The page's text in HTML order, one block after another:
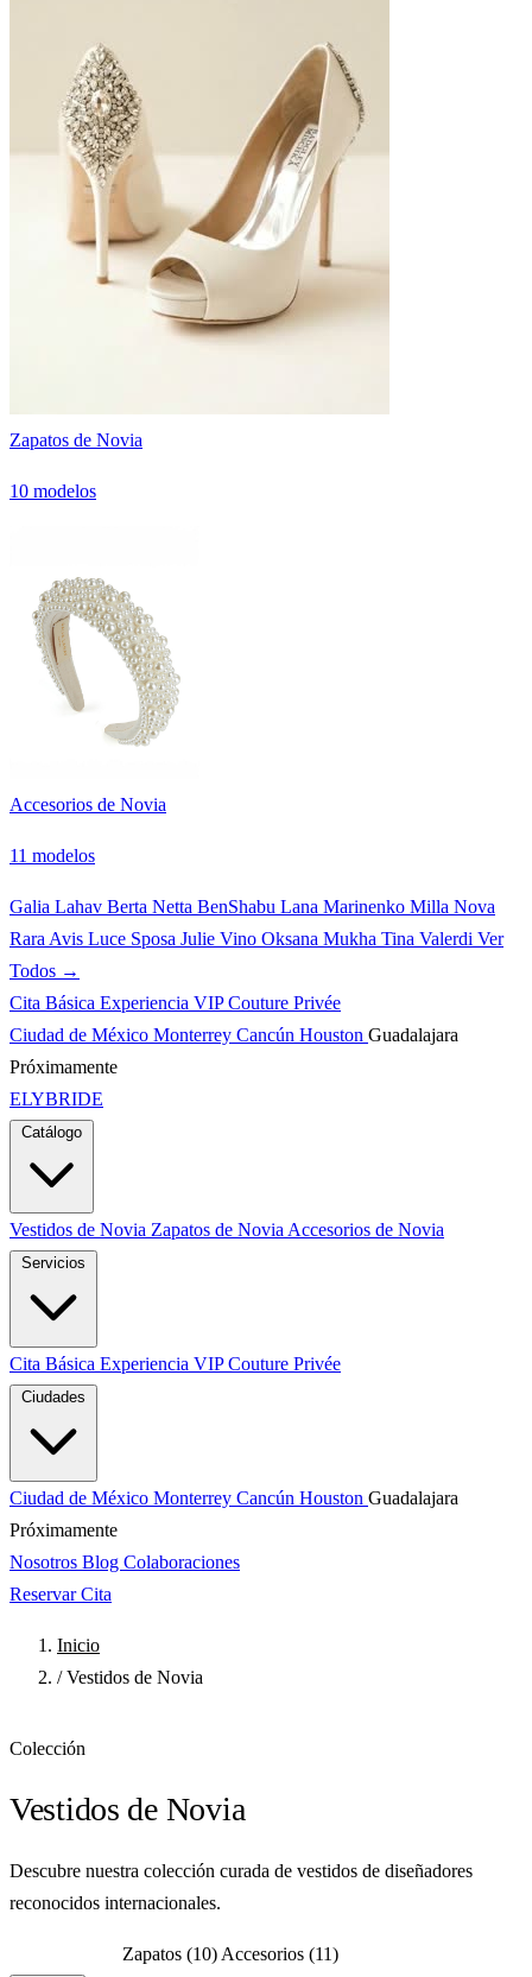
Zapatos de Novia
10 modelos
Accesorios de Novia
11 modelos
Galia Lahav Berta Netta BenShabu Lana Marinenko Milla Nova
Rara Avis Luce Sposa Julie Vino Oksana Mukha Tina Valerdi Ver
Todos →
Cita Básica Experiencia VIPCouture Privée
Ciudad de México Monterrey Cancún Houston Guadalajara
Próximamente
ELYBRIDE
Catálogo
Vestidos de Novia Zapatos de Novia Accesorios de Novia
Servicios
Cita Básica Experiencia VIPCouture Privée
Ciudades
Ciudad de México Monterrey Cancún Houston Guadalajara
Próximamente
Nosotros Blog Colaboraciones
Reservar Cita
Inicio
/ Vestidos de Novia
Colección
Vestidos de Novia
Descubre nuestra colección curada de vestidos de diseñadores
reconocidos internacionales.
Zapatos (10)Accesorios (11)